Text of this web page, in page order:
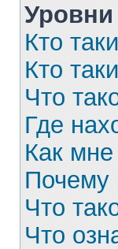
Уровни
Кто
Кто
Что
Где
Как
Почему
Что
Что